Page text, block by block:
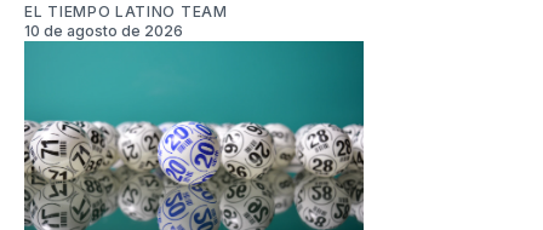
EL TIEMPO LATINO TEAM
10 de agosto de 2026